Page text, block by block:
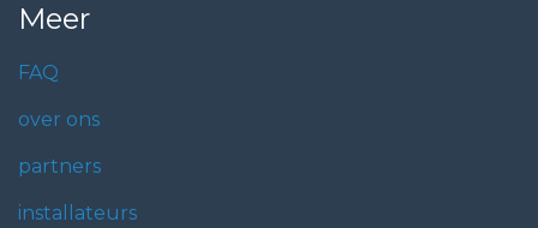
Meer
FAQ
over ons
partners
installateurs